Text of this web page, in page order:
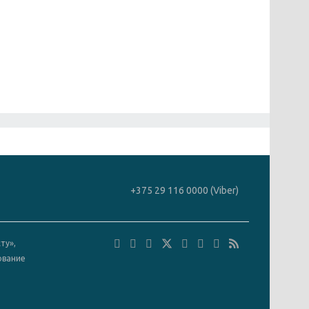
+375 29 116 0000 (Viber)